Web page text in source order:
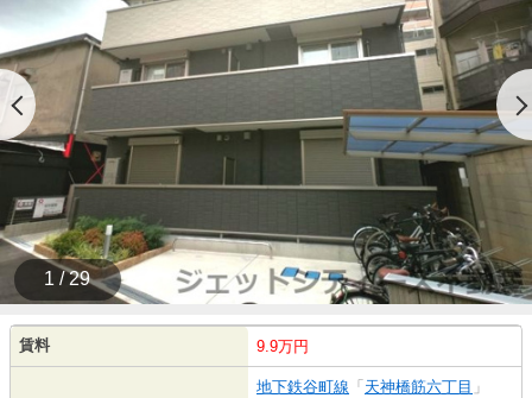
1 / 29
賃料 9.9万円
地下鉄谷町線 「 天神橋筋六丁目 」